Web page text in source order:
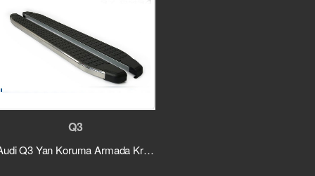
Q3
Audi Q3 Yan Koruma Armada Krom 2013 ve Sonrası